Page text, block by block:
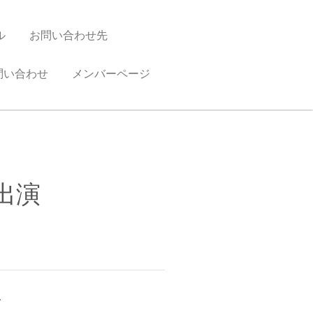
お問い合わせ先
い合わせ メンバーページ
演